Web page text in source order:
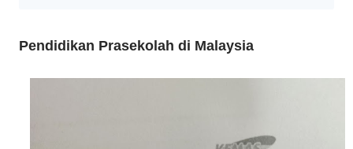
Pendidikan Prasekolah di Malaysia